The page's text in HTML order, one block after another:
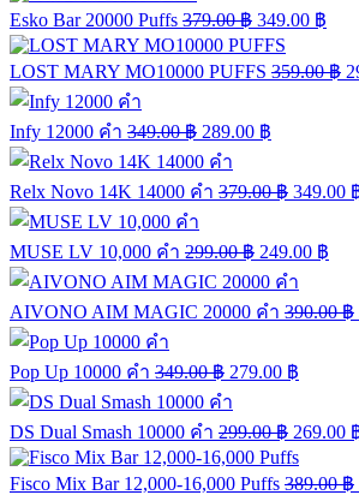
Esko Bar 20000 Puffs 379.00฿ 349.00 ฿
LOST MARY MO10000 PUFFS 359.00฿
Infy 12000 คำ 349.00฿ 289.00 ฿
Relx Novo 14K 14000 คำ 379.00฿ 349.00
MUSE LV 10,000 คำ 299.00฿ 249.00 ฿
AIVONO AIM MAGIC 20000 คำ 390.00฿
Pop Up 10000 คำ 349.00฿ 279.00 ฿
DS Dual Smash 10000 คำ 299.00฿ 269.00
Fisco Mix Bar 12,000-16,000 Puffs 389.00฿